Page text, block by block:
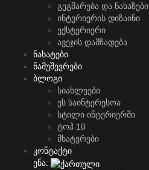
გეგმარება და ნახაზები
ინტერიერის დიზაინი
ექსტერიერი
ავეჯის დამზადება
ნახატები
ნამუშევრები
ბლოგი
სიახლეები
ეს საინტერესოა
სტილი ინტერიერში
ტოპ 10
მხატვრები
კონტაქტი
ენა: